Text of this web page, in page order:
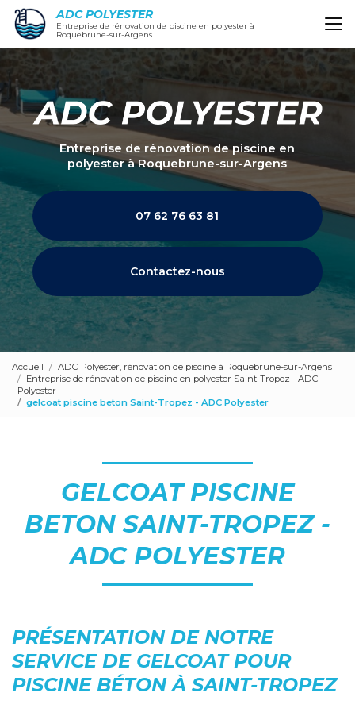
Aller
contenu
principal
ADC POLYESTER
Entreprise de rénovation de piscine en polyester à
Roquebrune-sur-Argens
Entreprise de rénovation de piscine en
polyesterà Roquebrune-sur-Argens
07 62 76 63 81
Contactez-nous
Accueil
ADC Polyester, rénovation de piscine à Roquebrune-sur-Argens
Entreprise de rénovation de piscine en polyester Saint-Tropez - ADC
Polyester
gelcoat piscine beton Saint-Tropez - ADC Polyester
GELCOAT PISCINE
BETON SAINT-TROPEZ -
ADC POLYESTER
PRÉSENTATION DE NOTRE
SERVICE DE GELCOAT POUR
PISCINE BÉTON À SAINT-TROPEZ